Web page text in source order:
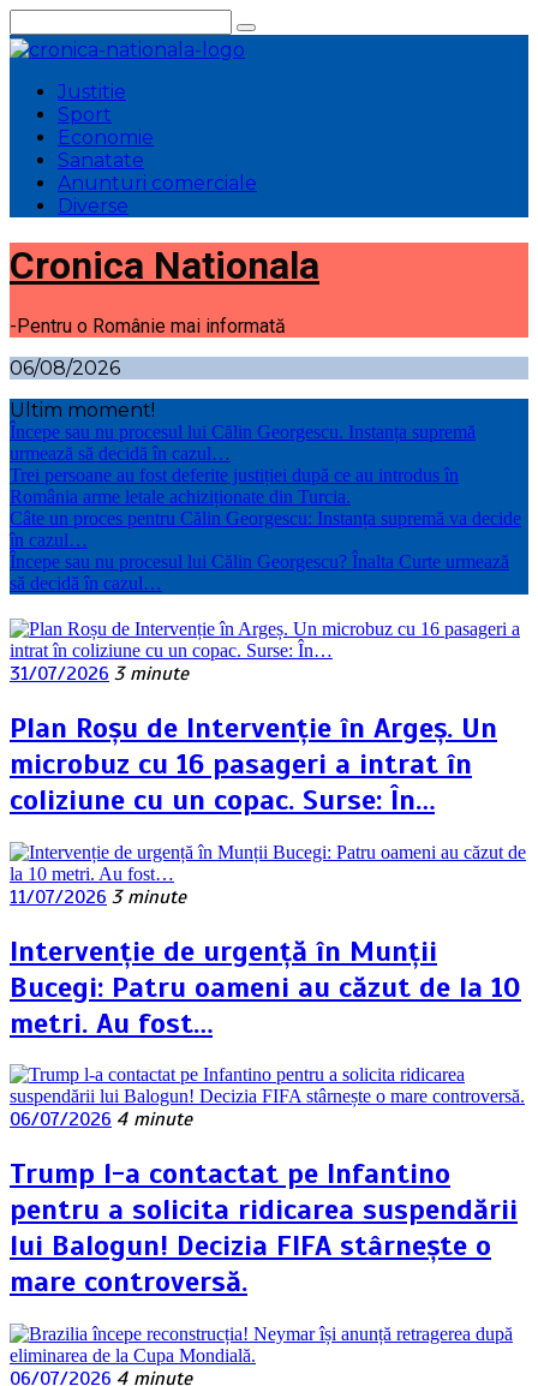
la
conținut
Justitie
Sport
Economie
Sanatate
Anunturi comerciale
Diverse
Cronica Nationala
-Pentru o Românie mai informată
06/08/2026
Ultim moment!
Începe sau nu procesul lui Călin Georgescu. Instanța supremă
urmează să decidă în cazul…
Trei persoane au fost deferite justiției după ce au introdus în
România arme letale achiziționate din Turcia.
Câte un proces pentru Călin Georgescu: Instanța supremă va decide
în cazul…
Începe sau nu procesul lui Călin Georgescu? Înalta Curte urmează
să decidă în cazul…
31/07/2026 3 minute
Plan Roșu de Intervenție în Argeș. Un
microbuz cu 16 pasageri a intrat în
coliziune cu un copac. Surse: În…
11/07/2026 3 minute
Intervenție de urgență în Munții
Bucegi: Patru oameni au căzut de la 10
metri. Au fost…
06/07/2026 4 minute
Trump l-a contactat pe Infantino
pentru a solicita ridicarea suspendării
lui Balogun! Decizia FIFA stârnește o
mare controversă.
06/07/2026 4 minute